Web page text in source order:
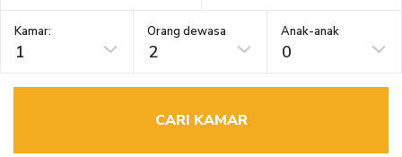
Kamar:
1
Orang dewasa
2
Anak-anak
0
CARI KAMAR